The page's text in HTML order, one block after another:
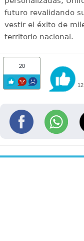
futuro revalidando
vestir el éxito de
territorio nacional.
20
12